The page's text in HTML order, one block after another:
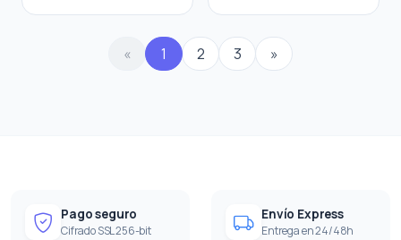
« 1 2 3 »
Pago seguro
Cifrado SSL 256-bit
Envío Express
Entrega en 24/48h